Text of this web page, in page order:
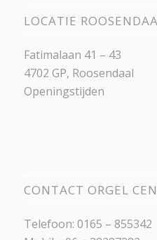
LOCATIE
Fatimalaan 41 – 43
4702 GP, Roosendaal
Openingstijden
CONTACT ORGEL
Telefoon: 0165 – 855342